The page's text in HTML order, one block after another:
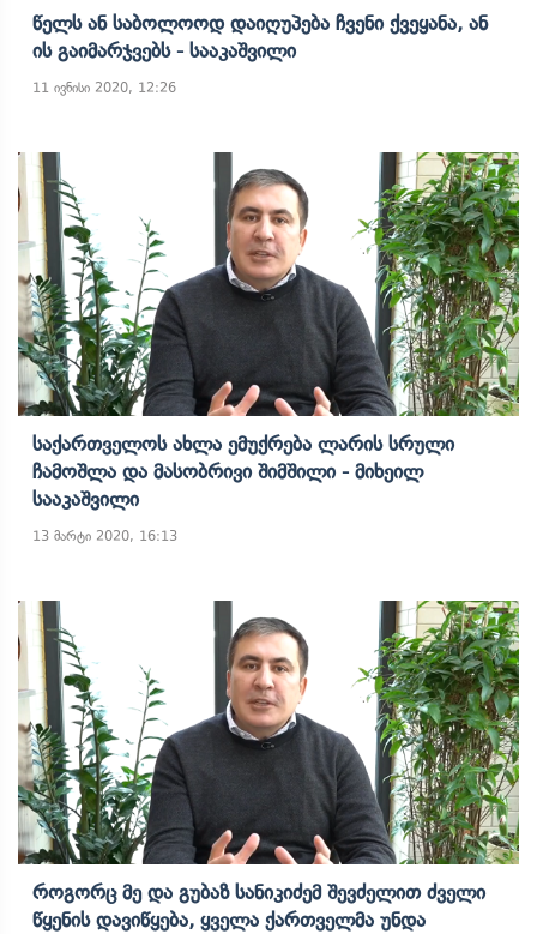
Წელს Ან Საბოლოოდ Დაიღუპება Ჩვენი Ქვეყანა, Ან
Ის Გაიმარჯვებს - Სააკაშვილი
11 ივნისი 2020, 12:26
Საქართველოს Ახლა Ემუქრება Ლარის Სრული
Ჩამოშლა Და Მასობრივი Შიმშილი - Მიხეილ
Სააკაშვილი
13 მარტი 2020, 16:13
Როგორც Მე Და Გუბაზ Სანიკიძემ Შევძელით Ძველი
Წყენის Დავიწყება, Ყველა Ქართველმა Უნდა